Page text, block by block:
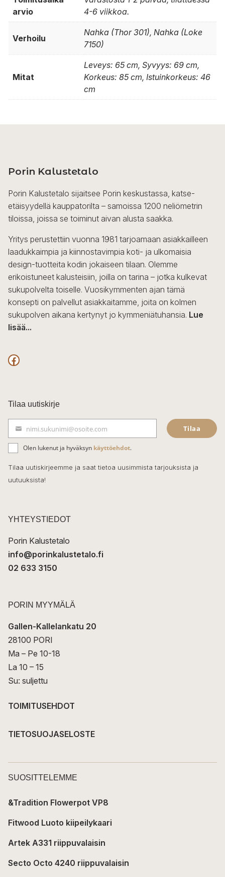
arvio
4-6 viikkoa.
Verhoilu
Nahka (Thor 301), Nahka (Loke
7150)
Mitat
Leveys: 65 cm, Syvyys: 69 cm,
Korkeus: 85 cm, Istuinkorkeus: 46
cm
Porin Kalustetalo
Porin Kalustetalo sijaitsee Porin keskustassa, katse-
etäisyydellä kauppatorilta – samoissa 1200 neliömetrin
tiloissa, joissa se toiminut aivan alusta saakka.
Yritys perustettiin vuonna 1981 tarjoamaan asiakkailleen
laadukkaimpia ja kiinnostavimpia koti- ja ulkomaisia
design-tuotteita kodin jokaiseen tilaan. Olemme
erikoistuneet kalusteisiin, joilla on tarina – jotka kulkevat
sukupolvelta toiselle. Vuosikymmenten ajan tämä
konsepti on palvellut asiakkaitamme, joita on kolmen
sukupolven aikana kertynyt jo kymmeniätuhansia. Lue
lisää...
F
c
e
b
o
o
k
Tilaa uutiskirje
ä
h
k
t
nimi.sukunimi@osoite.com Tilaa
Olen lukenut ja hyväksyn käyttöehdot.
Tilaa uutiskirjeemme ja saat tietoa uusimmista tarjouksista ja
uutuuksista!
YHTEYSTIEDOT
Porin Kalustetalo
info@porinkalustetalo.fi
02 633 3150
PORIN MYYMÄLÄ
Gallen-Kallelankatu 20
28100 PORI
Ma – Pe 10-18
La 10 – 15
Su: suljettu
TOIMITUSEHDOT
TIETOSUOJASELOSTE
SUOSITTELEMME
&Tradition Flowerpot VP8
Fitwood Luoto kiipeilykaari
Artek A331 riippuvalaisin
Secto Octo 4240 riippuvalaisin